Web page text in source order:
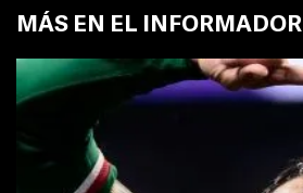
MÁS EN EL INFORMADOR